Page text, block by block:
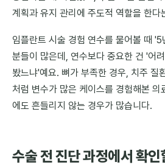
계획과 유지 관리에 주도적 역할을 한다
임플란트 시술 경험 연수를 물어볼 때
분들이 많은데, 연수보다 중요한 건 '어
봤느냐'예요. 뼈가 부족한 경우, 치주 질
처럼 변수가 많은 케이스를 경험해본 의
에도 흔들리지 않는 경우가 많습니다.
수술 전 진단 과정에서 확